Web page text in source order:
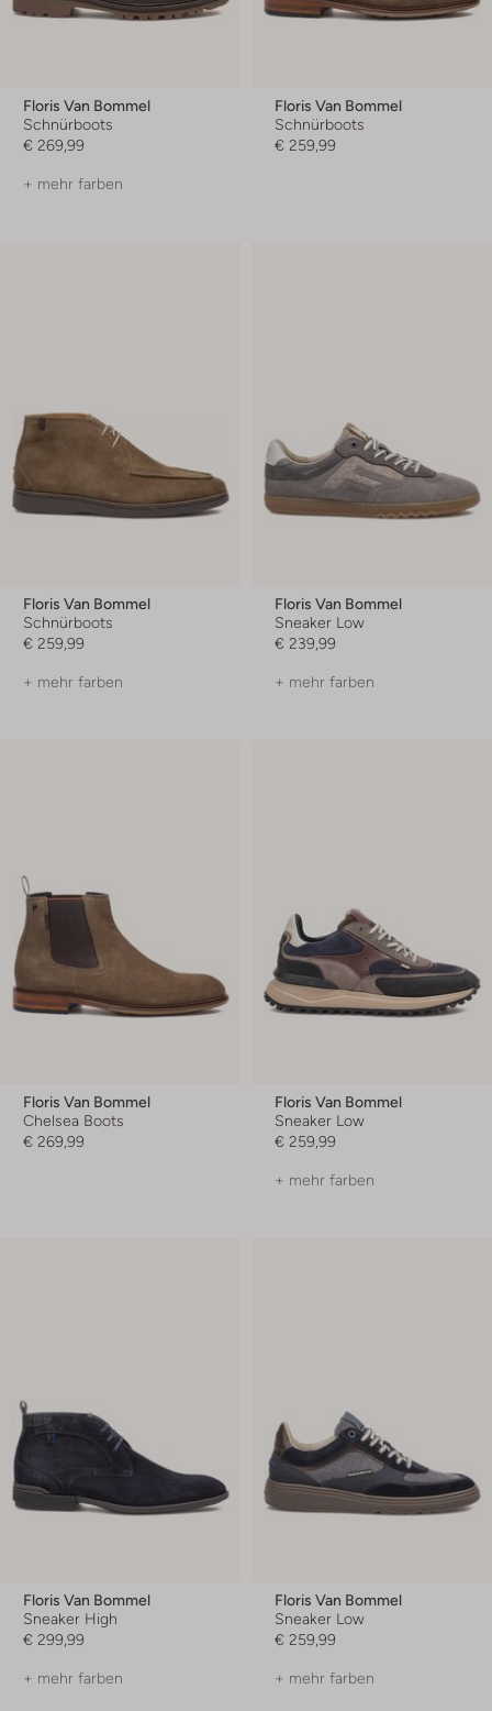
Floris Van Bommel
Schnürboots
€ 269,99
+ mehr farben
Floris Van Bommel
Schnürboots
€ 259,99
Floris Van Bommel
Schnürboots
€ 259,99
+ mehr farben
Floris Van Bommel
Sneaker Low
€ 239,99
+ mehr farben
Floris Van Bommel
Chelsea Boots
€ 269,99
Floris Van Bommel
Sneaker Low
€ 259,99
+ mehr farben
Floris Van Bommel
Sneaker High
€ 299,99
+ mehr farben
Floris Van Bommel
Sneaker Low
€ 259,99
+ mehr farben